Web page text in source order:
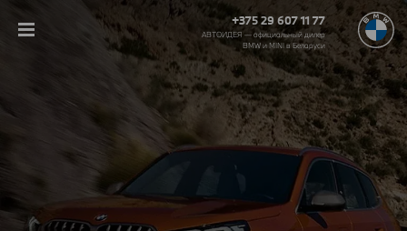
+375 29 607 11 77
АВТОИДЕЯ — официальный дилер
BMW и MINI в Беларуси‎